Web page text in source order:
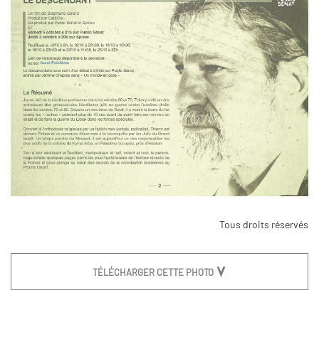
Tous droits réservés
TÉLÉCHARGER CETTE PHOTO